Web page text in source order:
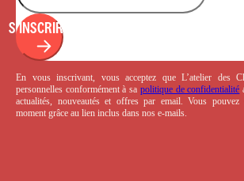
S'INSCRIRE
En vous inscrivant, vous acceptez que L’atelier des
personnelles conformément à sa politique de confidentialité
actualités, nouveautés et offres par email. Vous
moment grâce au lien inclus dans nos e-mails.